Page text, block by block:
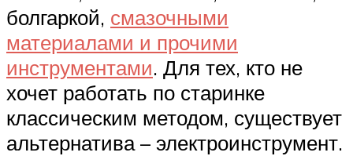
болгаркой, смазочными
материалами и прочими
инструментами. Для тех, кто не
хочет работать по старинке
классическим методом, существует
альтернатива – электроинструмент.